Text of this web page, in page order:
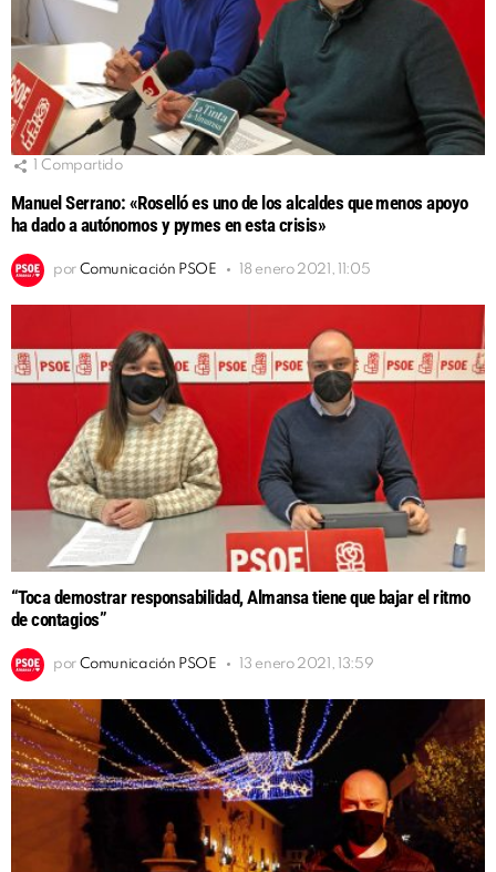
Compartido
Manuel Serrano: «Roselló es uno de los alcaldes que menos apoyo
ha dado a autónomos y pymes en esta crisis»
por Comunicación PSOE 18 enero 2021, 11:05
“Toca demostrar responsabilidad, Almansa tiene que bajar el ritmo
de contagios”
por Comunicación PSOE 13 enero 2021, 13:59